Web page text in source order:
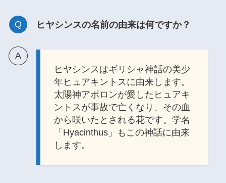
ヒヤシンスの名前の由来は何ですか？
ヒヤシンスはギリシャ神話の美少
年ヒュアキントスに由来します。
太陽神アポロンが愛したヒュアキ
ントスが事故で亡くなり、その血
から咲いたとされる花です。学名
「Hyacinthus」もこの神話に由来
します。